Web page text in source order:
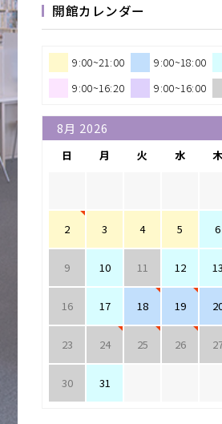
開館カレンダー
9:00~21:00 9:00~18:00
9:00~16:20
9:00~16:00
日 月 火 水 木
2 3 4 5 6
9 10 11 12 13
16 17 18 19
23 24 25 26
30 31